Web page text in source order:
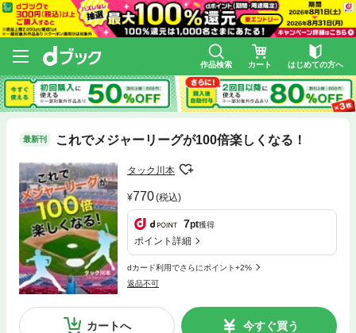
作品検索 カート はじめての方へ
最新刊 これでメジャーリーグが100倍楽しくなる！
タック川本
770(税込)
7pt獲得
ポイント詳細
dカード利用でさらにポイント+2%
返品不可
カートへ 今すぐ買う